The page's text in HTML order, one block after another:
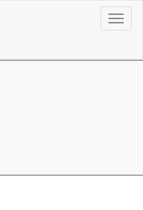
切
换
航